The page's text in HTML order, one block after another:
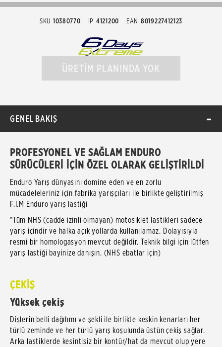
SKU 10380770 IP 4121200 EAN 8019227412123
ÜRETİM PLANINDA YOK
GENEL BAKIŞ
PROFESYONEL VE SAĞLAM ENDURO
SÜRÜCÜLERİ İÇİN ÖZEL OLARAK GELİŞTİRİLDİ
Enduro Yarış dünyasını domine eden ve en zorlu
mücadeleleriniz için fabrika yarışçıları ile birlikte geliştirilmiş
F.I.M Enduro yarış lastiği
*Tüm NHS (cadde izinli olmayan) motosiklet lastikleri sadece
yarış içindir ve halka açık yollarda kullanılamaz. Dolayısıyla
resmi bir homologasyon mevcut değildir. Teknik bilgi için lütfen
yarış lastiği bayinize danışın. (NHS ebatlar için)
ÇEKİŞ
Yüksek çekiş
Dişlerin belli dağılımı ve şekli ile birlikte keskin kenarları her
türlü zeminde ve her türlü yarış koşulunda üstün çekiş sağlar.
Arka lastiklerde kesintisiz bir kontür/hat da mevcut olup yere